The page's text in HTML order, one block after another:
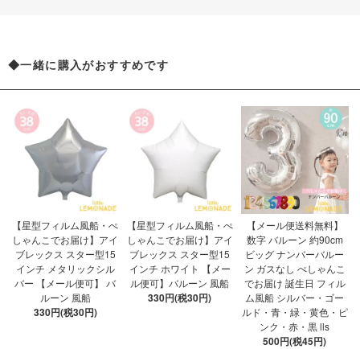
◆一緒に購入がおすすめです
【星型フィルム風船・ぺ
しゃんこでお届け】アイ
ブレックス スター型15
インチ メタリックシル
バー 【メール便可】 バ
ルーン 風船
330円(税30円)
【星型フィルム風船・ぺ
しゃんこでお届け】アイ
ブレックス スター型15
インチ ホワイト 【メー
ル便可】バルーン 風船
330円(税30円)
【メール便送料無料】
数字 バルーン 約90cm
ビッグ ナンバーバルー
ン ガスなし ぺしゃんこ
でお届け 誕生日 フィル
ム風船 シルバー・ゴー
ルド・青・緑・黄色・ピ
ンク・赤・黒 lls
500円(税45円)